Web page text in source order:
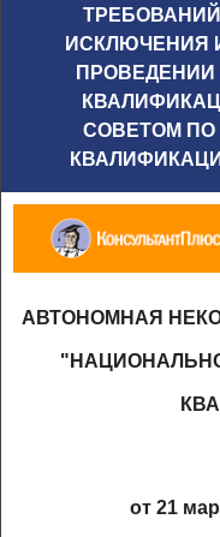
ИСКЛЮЧЕНИЯ
СОВЕТОМ
АВТОНОМНАЯ
от 21